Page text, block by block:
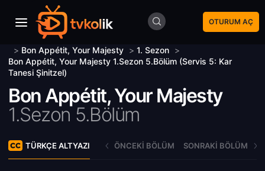
OTURUM AÇ
> Bon Appétit, Your Majesty > 1. Sezon >
Bon Appétit, Your Majesty 1.Sezon 5.Bölüm (Servis 5: Kar
Tanesi Şinitzel)
Bon Appétit, Your Majesty
1.Sezon 5.Bölüm
TÜRKÇE ALTYAZI ÖNCEKI BÖLÜM SONRAKI BÖLÜM